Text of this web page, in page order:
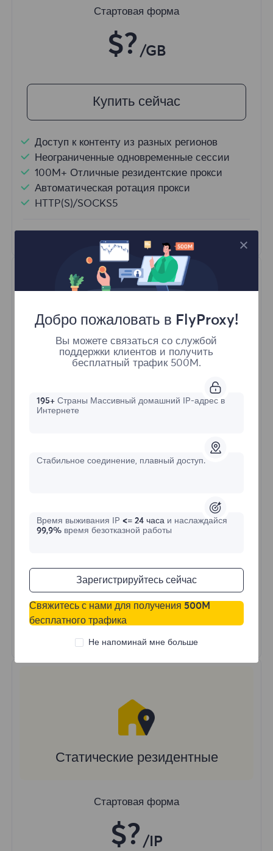
Стартовая форма
$? /GB
Купить сейчас
Доступ к контенту из разных регионов
Неограниченные одновременные сессии
100M+ Отличные резидентские прокси
Автоматическая ротация прокси
HTTP(S)/SOCKS5
Неограниченные резидентные
Стартовая форма
Неограниченное использование трафика
Случайная страна
Реальный динамический резидентский
прокси
Узнать больше
Статические резидентные
Стартовая форма
$? /IP
Добро пожаловать в FlyProxy!
Вы можете связаться со службой
поддержки клиентов и получить
бесплатный трафик 500M.
195+Страны Массивный домашний IP-адрес в
Интернете
Стабильное соединение, плавный доступ.
Время выживания IP <= 24 часа и наслаждайся
99,9%время безотказной работы
Зарегистрируйтесь сейчас
Свяжитесь с нами для получения 500M
бесплатного трафика
Не напоминай мне больше